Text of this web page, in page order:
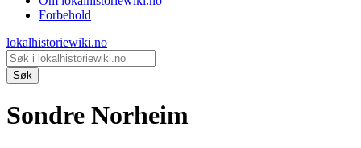
Forbehold
lokalhistoriewiki.no
Søk
Sondre Norheim